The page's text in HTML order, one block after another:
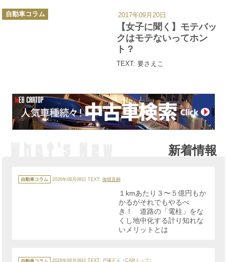
【女子に聞く】モテバッ
クはモテないってホン
ト？
TEXT: 要さえこ
カ
テ
自動車コラム 2017年09月20日
新着情報
カ
テ
ゴ
自動車コラム 2026年08月08日 TEXT: 御堀直嗣
１kmあたり３〜５億円もか
かるがそれでもやるべ
き！ 道路の「電柱」をな
くし地中化する計り知れな
いメリットとは
テ自動車コラム 2026年08月08日 TEXT: 戸塚正人（CARトップ）